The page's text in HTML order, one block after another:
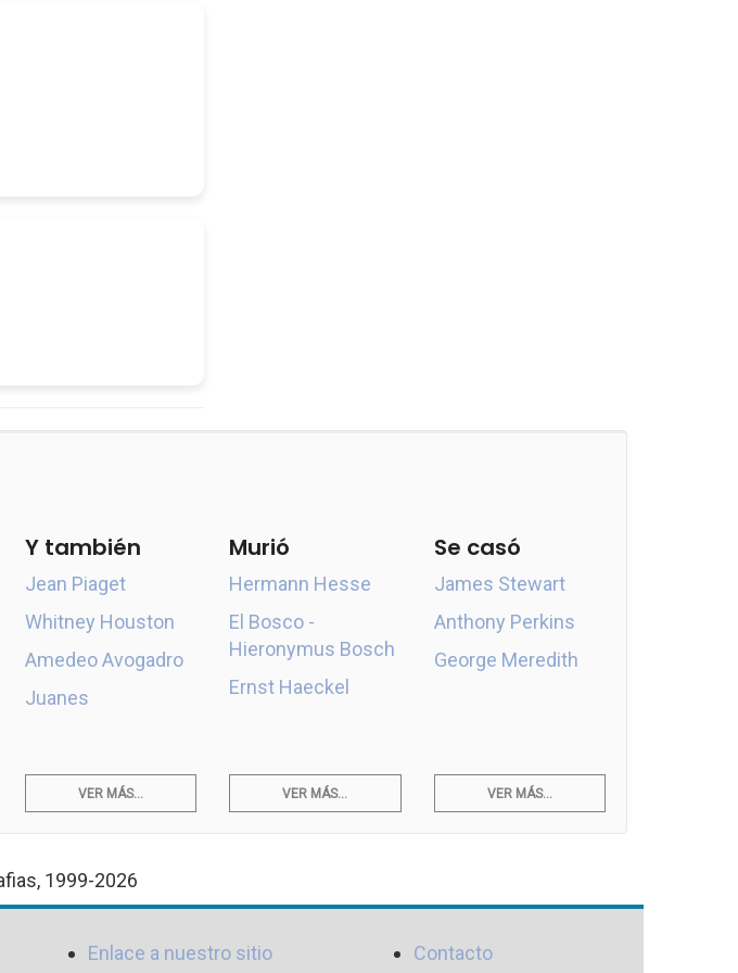
Y también
Jean Piaget
Whitney Houston
Amedeo Avogadro
Juanes
Murió
Hermann Hesse
El Bosco -
Hieronymus Bosch
Ernst Haeckel
Se casó
James Stewart
Anthony Perkins
George Meredith
VER MÁS... VER MÁS... VER MÁS...
1999-2026
Enlace a nuestro sitio Contacto